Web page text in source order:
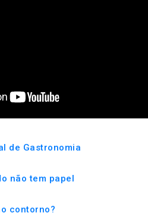
de Gastronomia
não tem papel
contorno?